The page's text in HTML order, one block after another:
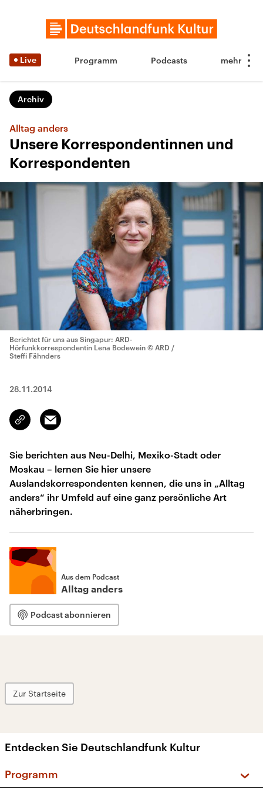
Live Programm Podcasts
Archiv
Alltag anders
Unsere Korrespondentinnen und
Korrespondenten
Berichtet für uns aus Singapur: ARD-
Hörfunkkorrespondentin Lena Bodewein © ARD /
Steffi Fähnders
28.11.2014
Link
kopieren/teilen
Email
Sie berichten aus Neu-Delhi, Mexiko-Stadt oder
Moskau – lernen Sie hier unsere
Auslandskorrespondenten kennen, die uns in „Alltag
anders“ ihr Umfeld auf eine ganz persönliche Art
näherbringen.
Aus dem Podcast
Alltag anders
Podcast abonnieren
Zur Startseite
Entdecken Sie Deutschlandfunk Kultur
Programm